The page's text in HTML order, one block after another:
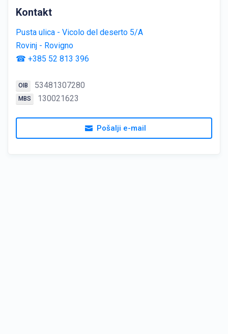
Kontakt
Pusta ulica - Vicolo del deserto 5/A
Rovinj - Rovigno
☎ +385 52 813 396
OIB 53481307280
MBS 130021623
Pošalji e-mail